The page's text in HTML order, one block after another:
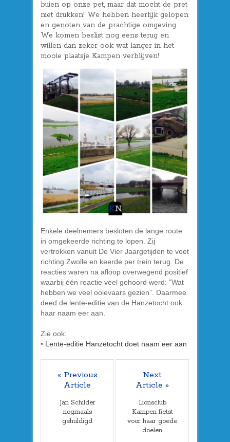
buien op onze pet, maar dat mocht de pret
niet drukken! We hebben heerlijk gelopen
en genoten van de prachtige omgeving.
We komen beslist nog eens terug en
willen dan zeker ook wat langer in het
mooie plaatsje Kampen verblijven!
Enkele deelnemers besloten de lange route
in omgekeerde richting te lopen. Zij
vertrokken vanuit De Vier Jaargetijden te voet
richting Zwolle en keerde per trein terug. De
reacties waren na afloop overwegend positief
waarbij één reactie veel gehoord werd: ”Wat
hebben we veel ooievaars gezien”. Daarmee
deed de lente-editie van de Hanzetocht ook
haar naam eer aan.
Zie ook:
• Lente-editie Hanzetocht doet naam eer aan
« Previous
Article
Jan Schilder
nogmaals
gehuldigd
Next
Article »
Lionsclub
Kampen fietst
voor haar goede
doelen